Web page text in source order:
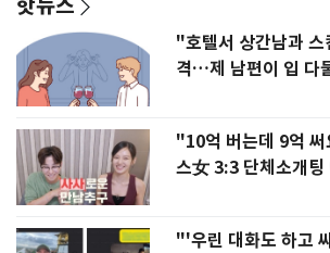
"호텔서 상간남과 스
격…제 남편이 입 다
"10억 버는데 9억
스女 3:3 단체소개팅
"'우린 대화도 하고